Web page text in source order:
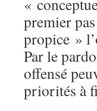
«
premier
propice »
Par le
offensé
priorités à